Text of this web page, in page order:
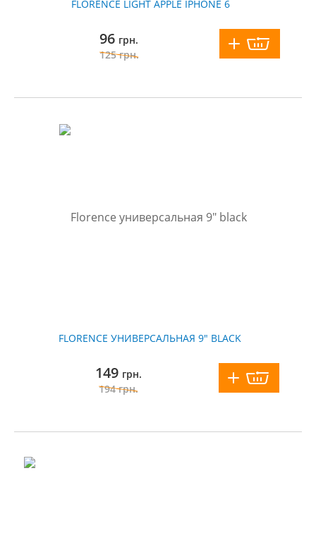
FLORENCE LIGHT APPLE IPHONE 6
96 грн.
125грн.
FLORENCE УНИВЕРСАЛЬНАЯ 9" BLACK
149 грн.
194грн.